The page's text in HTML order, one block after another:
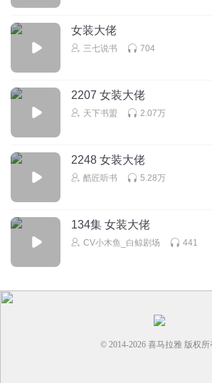
女装大佬
三七说书 704
2207 女装大佬
天下书盟 2.07万
2248 女装大佬
酷匠听书 5.28万
134集 女装大佬
CV小木鱼_白鲸剧场 441
© 2014-2026 喜马拉雅 版权所